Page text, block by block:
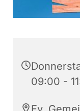
09:00 -